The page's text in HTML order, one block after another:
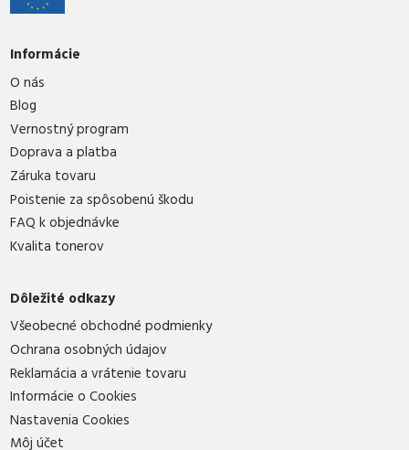
Informácie
O nás
Blog
Vernostný program
Doprava a platba
Záruka tovaru
Poistenie za spôsobenú škodu
FAQ k objednávke
Kvalita tonerov
Dôležité odkazy
Všeobecné obchodné podmienky
Ochrana osobných údajov
Reklamácia a vrátenie tovaru
Informácie o Cookies
Nastavenia Cookies
Môj účet